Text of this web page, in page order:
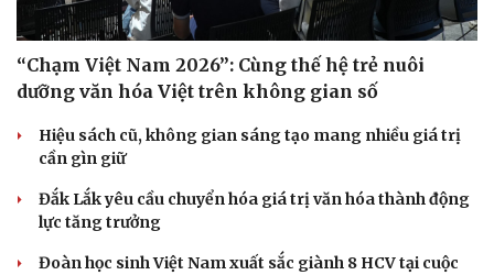
Hạt giống tâm hồn
“Chạm Việt Nam 2026”: Cùng thế hệ trẻ nuôi
dưỡng văn hóa Việt trên không gian số
Hiệu sách cũ, không gian sáng tạo mang nhiều giá trị
cần gìn giữ
Đắk Lắk yêu cầu chuyển hóa giá trị văn hóa thành động
lực tăng trưởng
Đoàn học sinh Việt Nam xuất sắc giành 8 HCV tại cuộc